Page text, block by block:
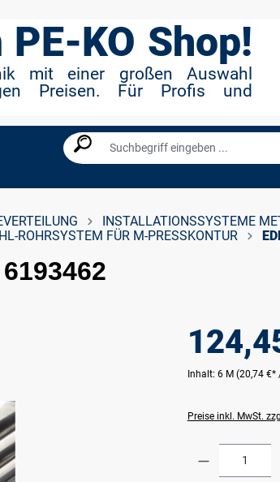
KO Shop!
mit einer großen Auswahl
Preisen. Für Profis und
INSTALLATIONSSYSTEME
ROHRSYSTEM FÜR M-PRESSKONTUR
Inhalt: 6 M (20,74 €*
Preise inkl. MwSt.
Produkt